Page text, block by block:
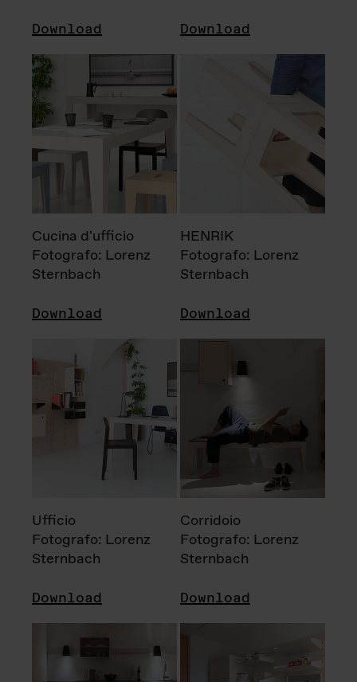
Download Download
Cucina d'ufficio
Fotografo: Lorenz
Sternbach
Download
HENRIK
Fotografo: Lorenz
Sternbach
Download
Ufficio
Fotografo: Lorenz
Sternbach
Download
Corridoio
Fotografo: Lorenz
Sternbach
Download